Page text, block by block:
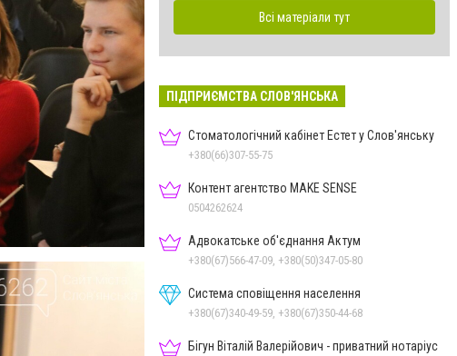
Всі матеріали тут
ПІДПРИЄМСТВА СЛОВ'ЯНСЬКА
Стоматологічний кабінет Естет у Слов'янську
+380(66)307-55-75
Контент агентство MAKE SENSE
0504262624
Адвокатське об'єднання Актум
+380(67)566-47-09, +380(50)347-05-80
Система сповіщення населення
+380(67)340-49-59, +380(67)350-44-68
Бігун Віталій Валерійович - приватний нотаріус